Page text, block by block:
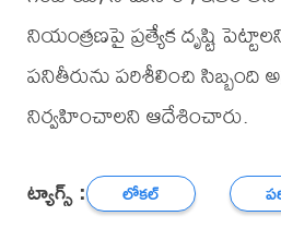
నియంత్రణపై ప్రత్యేక దృష్టి
పనితీరును పరిశీలించి సిబ్బంది
నిర్వహించాలని ఆదేశించారు.
ట్యాగ్స్ : లోకల్